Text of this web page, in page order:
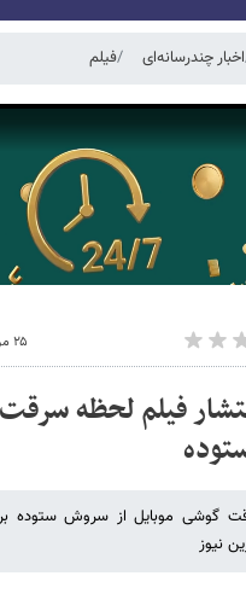
اخبار چندرسانه‌ای فیلم
۲۵ مرداد ۱۴۰۴ - ۲۱:۳۰
فیلم لحظه
گوشی موبایل از سروش ستوده
نیوز